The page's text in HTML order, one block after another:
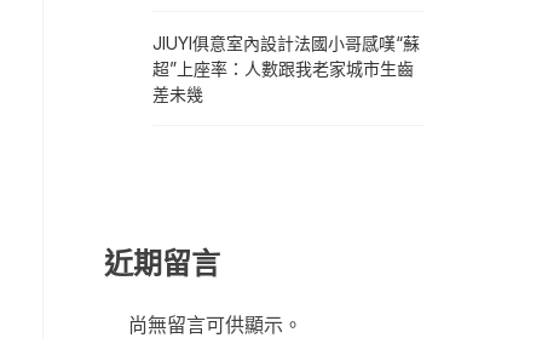
JIUYI俱意室內設計法國小哥感嘆“蘇
超”上座率：人數跟我老家城市生齒
差未幾
近期留言
尚無留言可供顯示。